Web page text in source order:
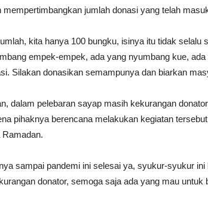
mempertimbangkan jumlah donasi yang telah
kita hanya 100 bungku, isinya itu tidak selalu
empek-empek, ada yang nyumbang kue,
Silakan donasikan semampunya dan biarkan
dalam pelebaran sayap masih kekurangan
pihaknya berencana melakukan kegiatan
sampai pandemi ini selesai ya, syukur-syukur
donator, semoga saja ada yang mau untuk